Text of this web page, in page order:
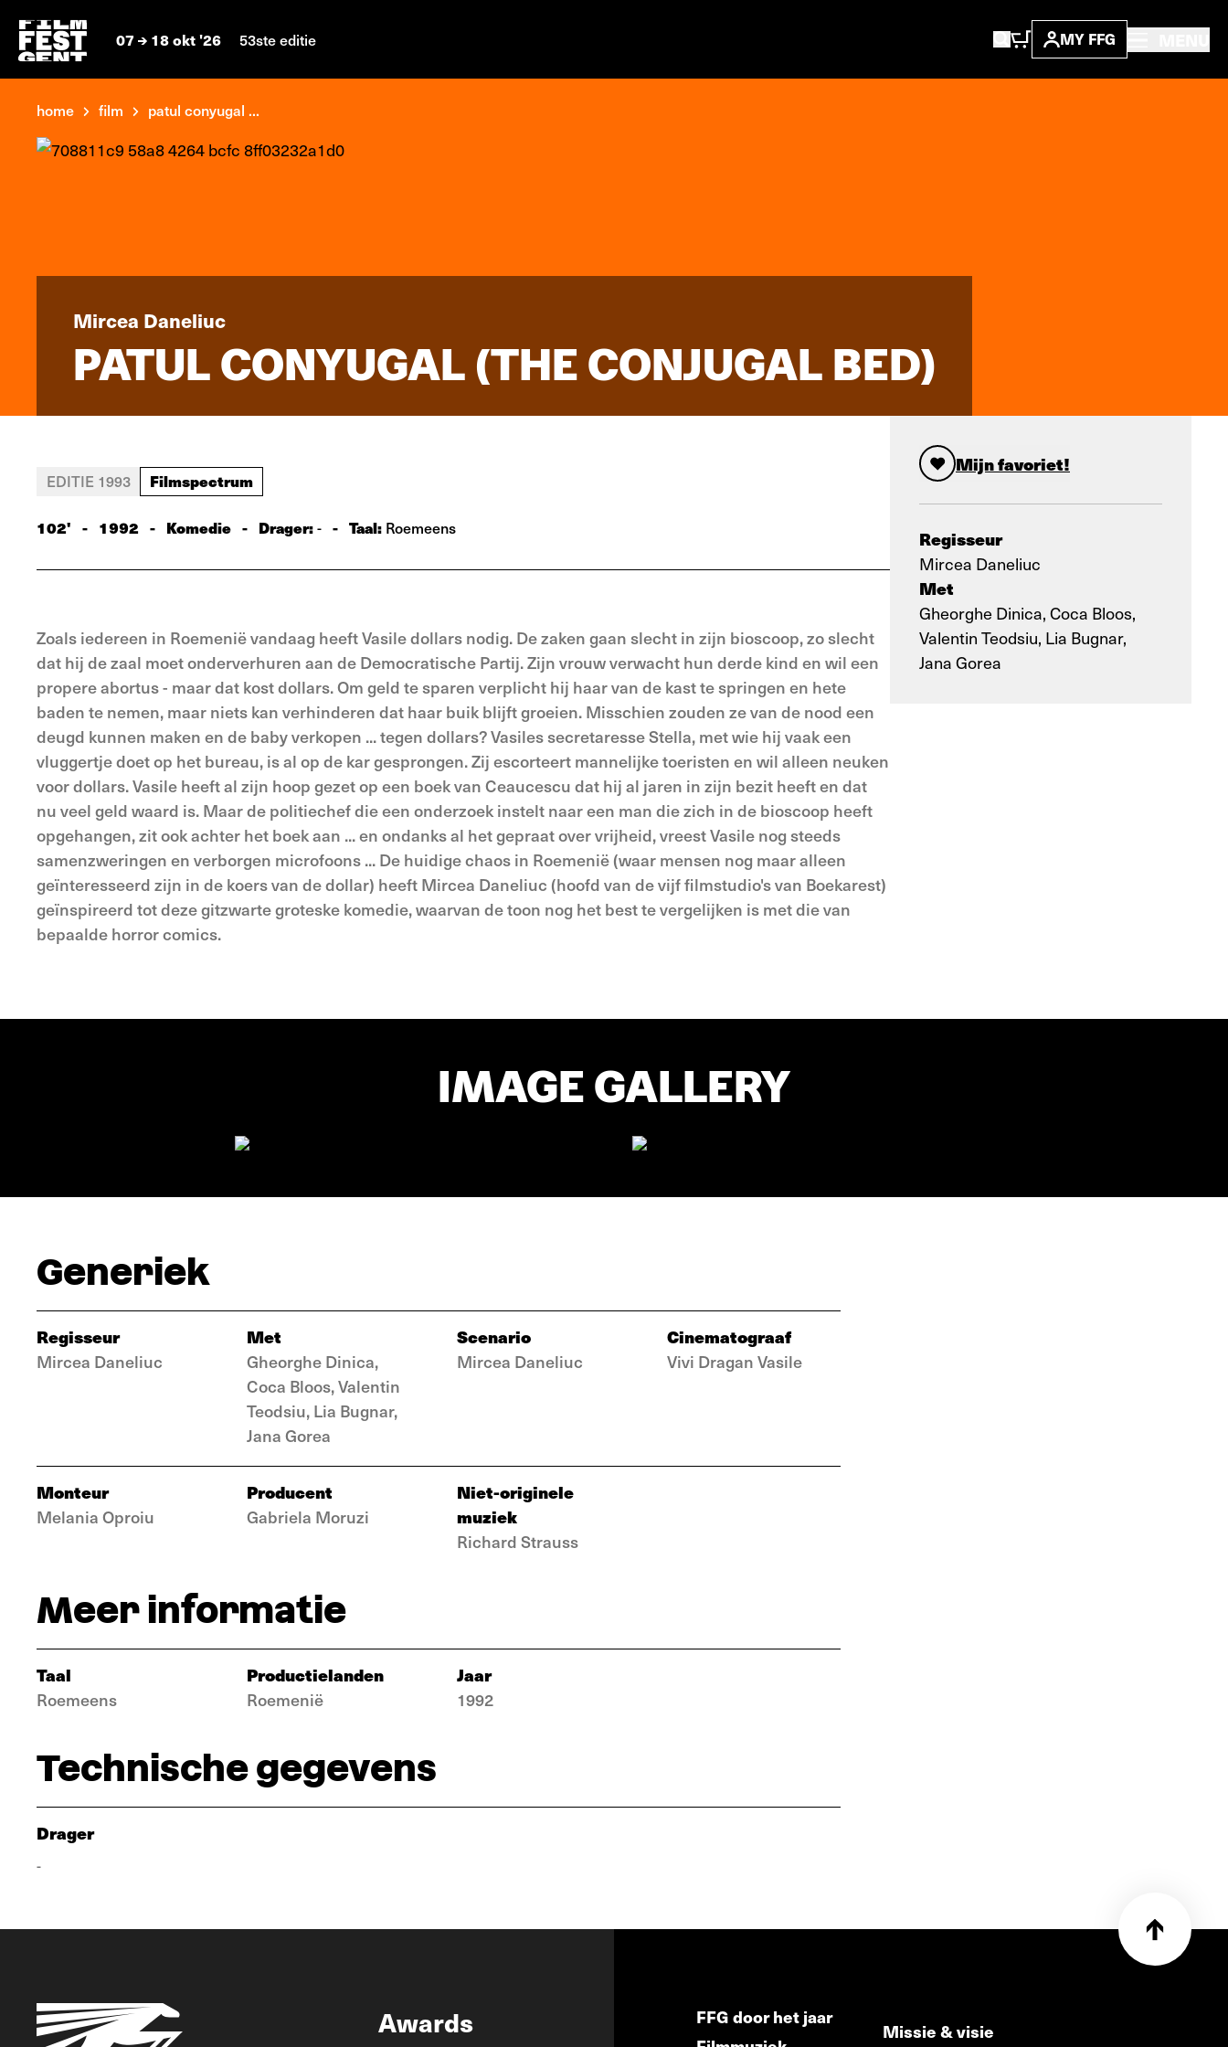
07 18 okt '26 53ste editie MY FFG
home film patul conyugal ...
Mircea Daneliuc
PATUL CONYUGAL (THE CONJUGAL BED)
Mijn favoriet!
Regisseur
Mircea Daneliuc
Met
Gheorghe Dinica, Coca Bloos,
Valentin Teodsiu, Lia Bugnar,
Jana Gorea
EDITIE 1993 Filmspectrum
102' - 1992 - Komedie - Drager:- - Taal: Roemeens
Zoals iedereen in Roemenië vandaag heeft Vasile dollars nodig. De zaken gaan slecht in zijn bioscoop, zo slecht
dat hij de zaal moet onderverhuren aan de Democra­tische Partij. Zijn vrouw verwacht hun derde kind en wil een
propere abortus - maar dat kost dollars. Om geld te sparen verplicht hij haar van de kast te springen en hete
baden te nemen, maar niets kan verhinderen dat haar buik blijft groeien. Misschien zouden ze van de nood een
deugd kunnen maken en de baby verkopen ... tegen dollars? Vasiles secreta­resse Stella, met wie hij vaak een
vlug­gertje doet op het bureau, is al op de kar gesprongen. Zij escorteert mannelijke toeristen en wil alleen neuken
voor dollars. Vasile heeft al zijn hoop gezet op een boek van Ceaucescu dat hij al jaren in zijn bezit heeft en dat
nu veel geld waard is. Maar de politiechef die een onderzoek instelt naar een man die zich in de bios­coop heeft
opgehangen, zit ook achter het boek aan ... en ondanks al het gepraat over vrijheid, vreest Vasile nog steeds
samen­zweringen en verborgen microfoons ... De huidige chaos in Roemenië (waar mensen nog maar alleen
geïnteresseerd zijn in de koers van de dollar) heeft Mircea Daneliuc (hoofd van de vijf filmstudio's van Boekarest)
geïnspireerd tot deze gitzwarte groteske komedie, waarvan de toon nog het best te vergelijken is met die van
bepaalde horror comics.
IMAGE GALLERY
Generiek
Regisseur
Mircea Daneliuc
Met
Gheorghe Dinica,
Coca Bloos, Valentin
Teodsiu, Lia Bugnar,
Jana Gorea
Scenario
Mircea Daneliuc
Cinematograaf
Vivi Dragan Vasile
Monteur
Melania Oproiu
Producent
Gabriela Moruzi
Niet-originele
muziek
Richard Strauss
Meer informatie
Taal
Roemeens
Productielanden
Roemenië
Jaar
1992
Technische gegevens
Drager
-
Awards
FFG door het jaar
Missie & visie